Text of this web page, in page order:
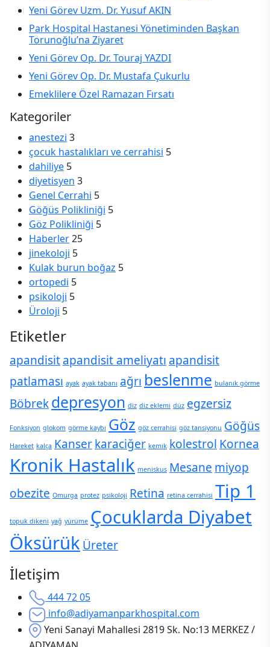
Yeni Görev Uzm. Dr. Yusuf AKIN
Park Hospital Hastanesi Yönetiminden Başkan
Torunoğlu’na Ziyaret
Yeni Görev Op. Dr. Touraj YAZDI
Yeni Görev Op. Dr. Mustafa Çukurlu
Emeklilere Özel Ramazan Fırsatı
Kategoriler
anestezi 3
çocuk hastalıkları ve cerrahisi 5
dahiliye 5
diyetisyen 3
Genel Cerrahi 5
Göğüs Polikliniği 5
Göz Polikliniği 5
Haberler25
jinekoloji 5
Kulak burun boğaz 5
ortopedi 5
psikoloji 5
Üroloji 5
Etiketler
apandisitapandisit ameliyatı apandisit
patlaması ayak ayak tabanı ağrı beslenme bulanık görme
Böbrekdepresyon diz diz eklemi düz egzersiz
Fonksiyon glokom görme kaybı Göz göz cerrahisi göz tansiyonu Göğüs
Hareket kalça Kanserkaraciğer kemik kolestrol Kornea
Kronik Hastalık meniskus Mesane miyop
obezite Omurga protez psikoloji Retina retina cerrahisi Tip 1
topuk dikeni yağ yürüme Çocuklarda Diyabet
ÖksürükÜreter
İletişim
444 72 05
info@adiyamanparkhospital.com
Yeni Sanayi Mahallesi 2819 Sk. No:13 MERKEZ /